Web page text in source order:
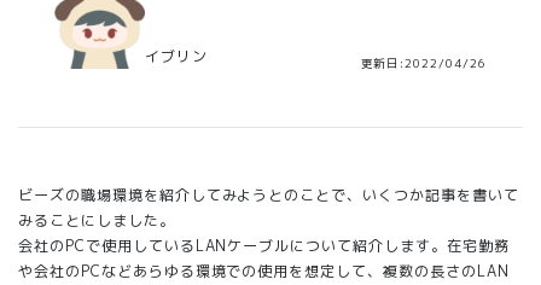
イブリン 更新日:2022/04/26
ビーズの職場環境を紹介してみようとのことで、いくつか記事を書いて
みることにしました。
会社のPCで使用しているLANケーブルについて紹介します。在宅勤務
や会社のPCなどあらゆる環境での使用を想定して、複数の長さのLAN